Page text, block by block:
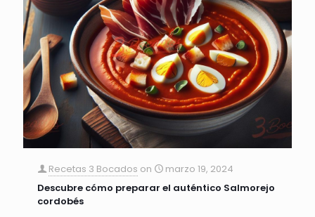
Recetas 3 Bocados on
marzo 19, 2024
Descubre cómo preparar el auténtico Salmorejo
cordobés